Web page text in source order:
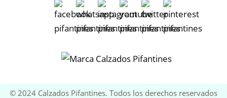
© 2024 Calzados Pifantines. Todos los derechos reservados
🔄 Solicitar
CAMBIO/DEVOLUCIÓN
📞 Contactar Whatsapp